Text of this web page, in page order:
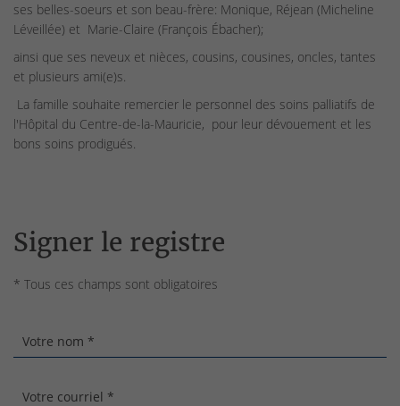
ses belles-soeurs et son beau-frère: Monique, Réjean (Micheline
Léveillée) et Marie-Claire (François Ébacher);
ainsi que ses neveux et nièces, cousins, cousines, oncles, tantes
et plusieurs ami(e)s.
La famille souhaite remercier le personnel des soins palliatifs de
l'Hôpital du Centre-de-la-Mauricie, pour leur dévouement et les
bons soins prodigués.
Signer le registre
* Tous ces champs sont obligatoires
Votre nom *
Votre courriel *